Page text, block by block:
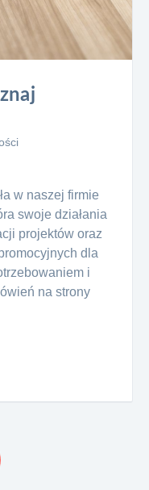
w naszej firmie
swoje działania
projektów oraz
dla
i
na strony